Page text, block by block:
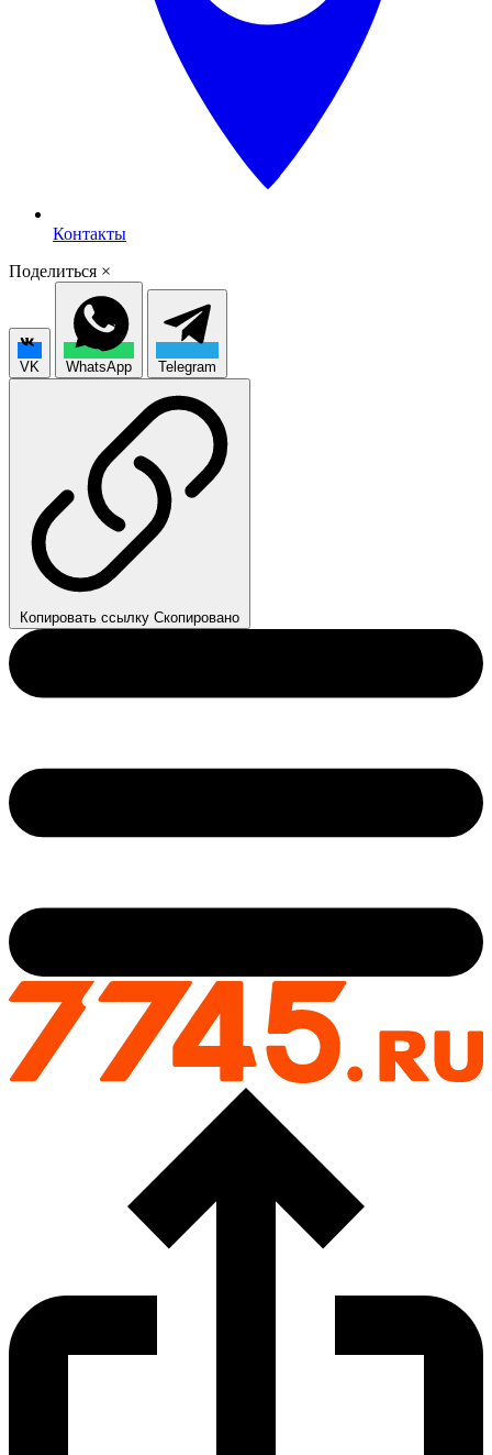
Контакты
Поделиться ×
VK WhatsApp Telegram
Копировать ссылку Скопировано